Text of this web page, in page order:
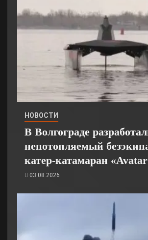
НОВОСТИ
В Волгограде
непотопляемый
катер-катамаран
03.08.2026